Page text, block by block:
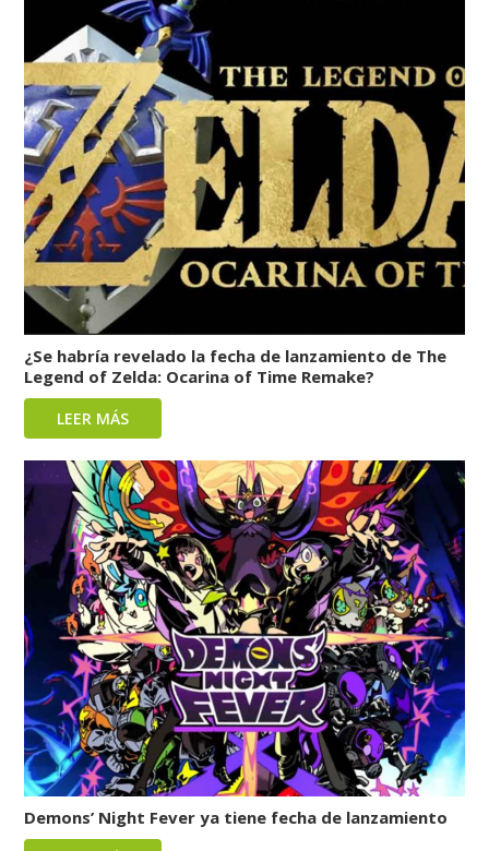
¿Se habría revelado la fecha de lanzamiento de The
Legend of Zelda: Ocarina of Time Remake?
LEER MÁS
Demons’ Night Fever ya tiene fecha de lanzamiento